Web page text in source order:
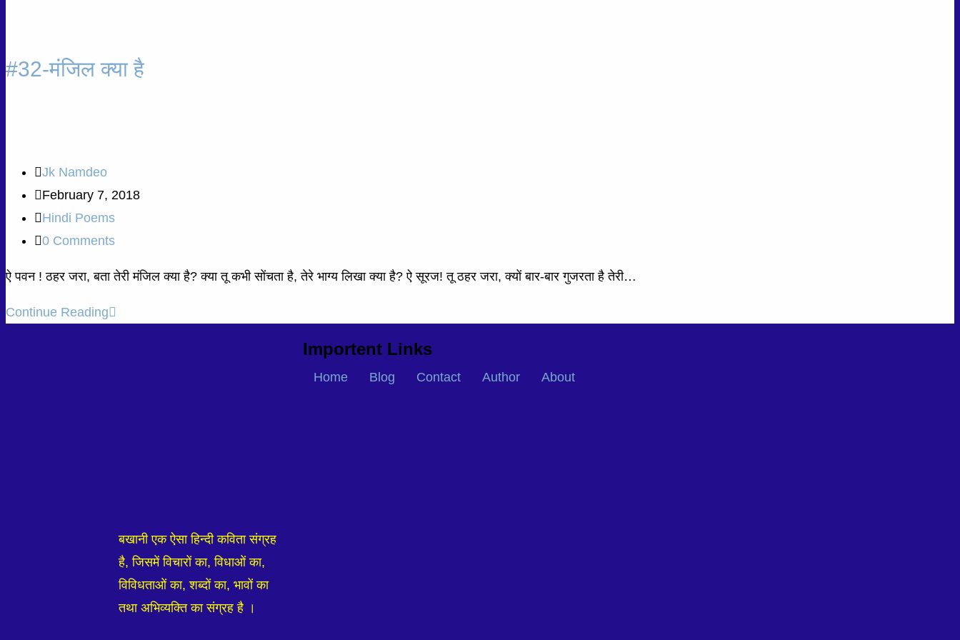
#32-मंजिल क्या है
Jk Namdeo
February 7, 2018
Hindi Poems
0 Comments
ऐ पवन ! ठहर जरा, बता तेरी मंजिल क्या है? क्या तू कभी सोंचता है, तेरे भाग्य लिखा क्या है? ऐ सूरज! तू ठहर जरा, क्यों बार-बार गुजरता है तेरी…
Continue Reading
बखानी एक ऐसा हिन्दी कविता संग्रह
है, जिसमें विचारों का, विधाओं का,
विविधताओं का, शब्दों का, भावों का
तथा अभिव्यक्ति का संग्रह है ।
Importent Links
Home Blog Contact Author About